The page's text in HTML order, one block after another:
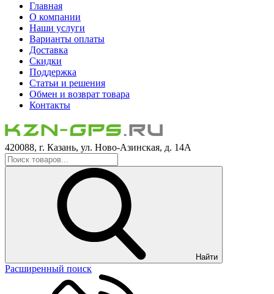
Главная
О компании
Наши услуги
Варианты оплаты
Доставка
Скидки
Поддержка
Статьи и решения
Обмен и возврат товара
Контакты
420088, г. Казань, ул. Ново-Азинская, д. 14А
Найти
Расширенный поиск